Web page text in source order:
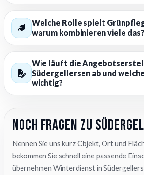
Welche Rolle spielt
warum kombinieren viele das?
Wie läuft die
Südergellersen ab und
wichtig?
Noch Fragen zu
Nennen Sie uns kurz Objekt, Ort und
bekommen Sie schnell eine passende
übernehmen Winterdienst in